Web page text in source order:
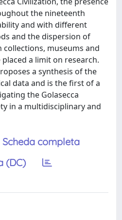
the nineteenth
and with different
and the dispersion of
museums and
a limit on research.
a synthesis of the
data and is the first of a
the Golasecca
in a multidisciplinary and
Scheda completa
(DC)